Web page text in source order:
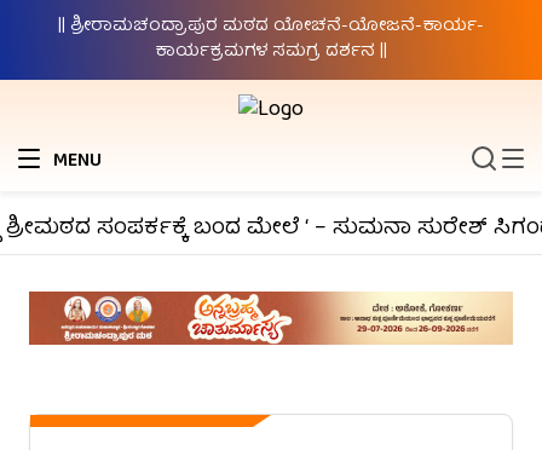
|| ಶ್ರೀರಾಮಚಂದ್ರಾಪುರ ಮಠದ ಯೋಚನೆ-ಯೋಜನೆ-ಕಾರ್ಯ-
ಕಾರ್ಯಕ್ರಮಗಳ ಸಮಗ್ರ ದರ್ಶನ ||
MENU
ಸಂಪರ್ಕಕ್ಕೆ ಬಂದ ಮೇಲೆ ‘ – ಸುಮನಾ ಸುರೇಶ್